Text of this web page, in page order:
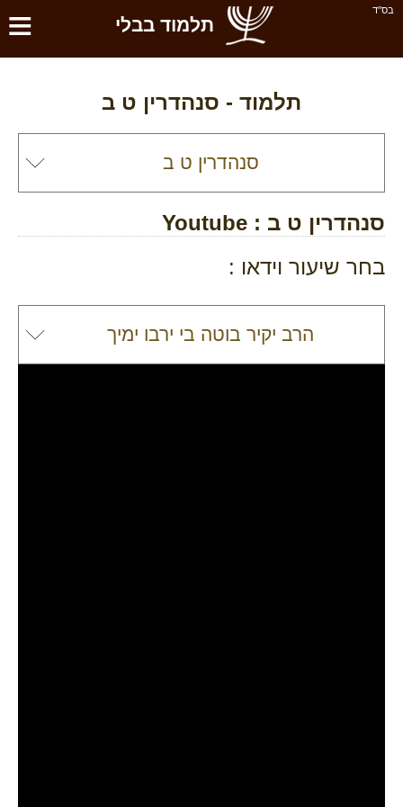
בס''ד ≡ תלמוד בבלי
תלמוד - סנהדרין ט ב
סנהדרין ט ב : Youtube
בחר שיעור וידאו :